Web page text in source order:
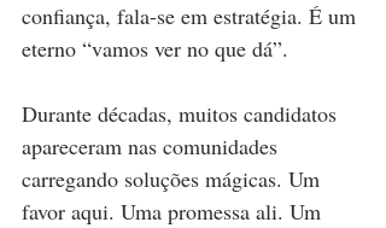
confiança, fala-se em estratégia. É um
eterno “vamos ver no que dá”.
Durante décadas, muitos candidatos
apareceram nas comunidades
carregando soluções mágicas. Um
favor aqui. Uma promessa ali. Um